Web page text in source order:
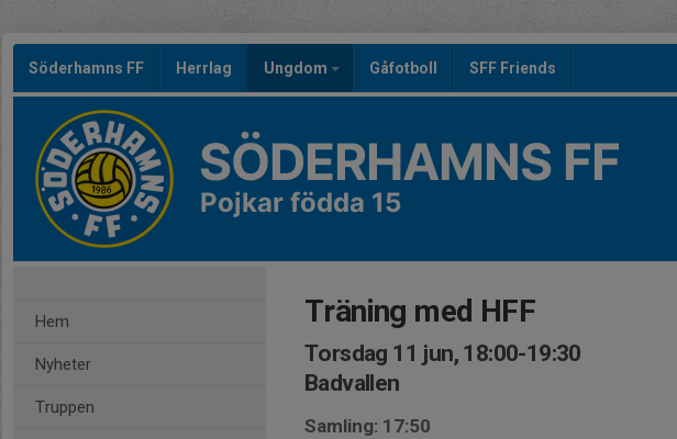
Söderhamns FF Herrlag Ungdom Gåfotboll SFF Friends
SÖDERHAMNS FF
Pojkar födda 15
Hem
Nyheter
Truppen
Träning med HFF
Torsdag 11 jun, 18:00-19:30
Badvallen
Samling: 17:50